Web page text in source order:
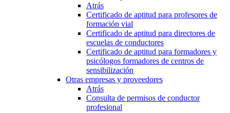
Atrás
Certificado de aptitud para profesores de
formación vial
Certificado de aptitud para directores de
escuelas de conductores
Certificado de aptitud para formadores y
psicólogos formadores de centros de
sensibilización
Otras empresas y proveedores
Atrás
Consulta de permisos de conductor
profesional